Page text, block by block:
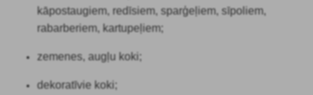
kāpostaugiem, redīsiem, sparģeļiem, sīpoliem,
rabarberiem, kartupeļiem;
zemenes, augļu koki;
dekoratīvie koki;